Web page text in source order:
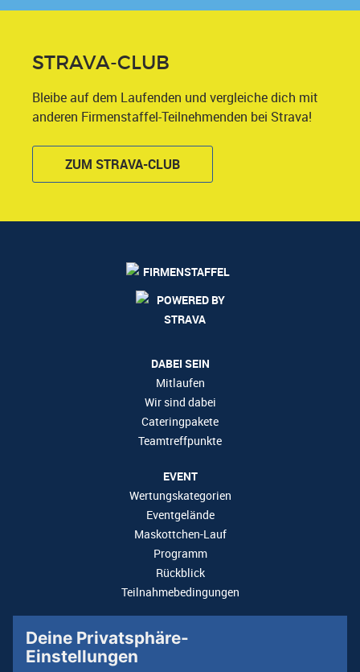
STRAVA-CLUB
Bleibe auf dem Laufenden und vergleiche dich mit
anderen Firmenstaffel-Teilnehmenden bei Strava!
ZUM STRAVA-CLUB
DABEI SEIN
Mitlaufen
Wir sind dabei
Cateringpakete
Teamtreffpunkte
EVENT
Wertungskategorien
Eventgelände
Maskottchen-Lauf
Programm
Rückblick
Teilnahmebedingungen
PARTNER